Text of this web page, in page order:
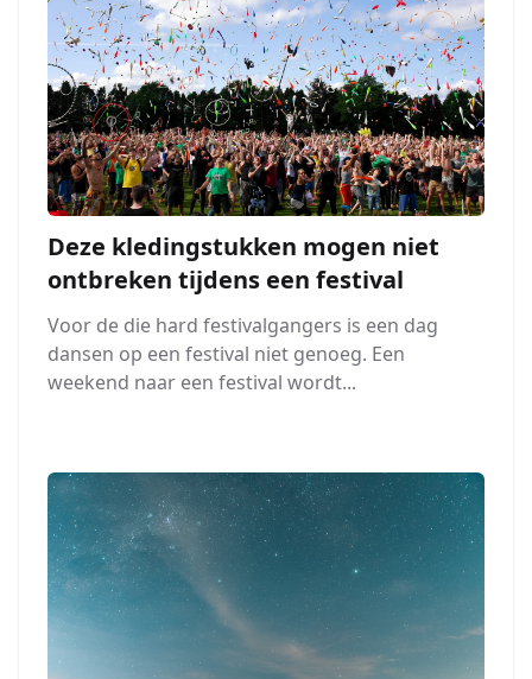
Deze kledingstukken mogen niet
ontbreken tijdens een festival
Voor de die hard festivalgangers is een dag
dansen op een festival niet genoeg. Een
weekend naar een festival wordt...